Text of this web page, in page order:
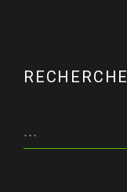
RECHERCHE